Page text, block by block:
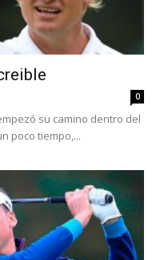
0
su camino dentro del
poco tiempo,...